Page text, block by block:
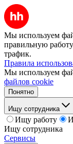
Мы используем
правильную
трафик.
Правила
Мы используем
файлов cookie
Понятно
Ищу сотрудника
Ищу работу
Ищу сотрудника
Сервисы